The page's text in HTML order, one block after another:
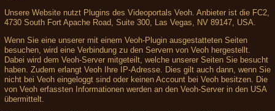
Unsere Website nutzt Plugins des Videoportals Veoh. Anbieter ist die FC2,
4730 South Fort Apache Road, Suite 300, Las Vegas, NV 89147, USA.
Wenn Sie eine unserer mit einem Veoh-Plugin ausgestatteten Seiten
besuchen, wird eine Verbindung zu den Servern von Veoh hergestellt.
Dabei wird dem Veoh-Server mitgeteilt, welche unserer Seiten Sie besucht
haben. Zudem erlangt Veoh Ihre IP-Adresse. Dies gilt auch dann, wenn Sie
nicht bei Veoh eingeloggt sind oder keinen Account bei Veoh besitzen. Die
von Veoh erfassten Informationen werden an den Veoh-Server in den USA
übermittelt.